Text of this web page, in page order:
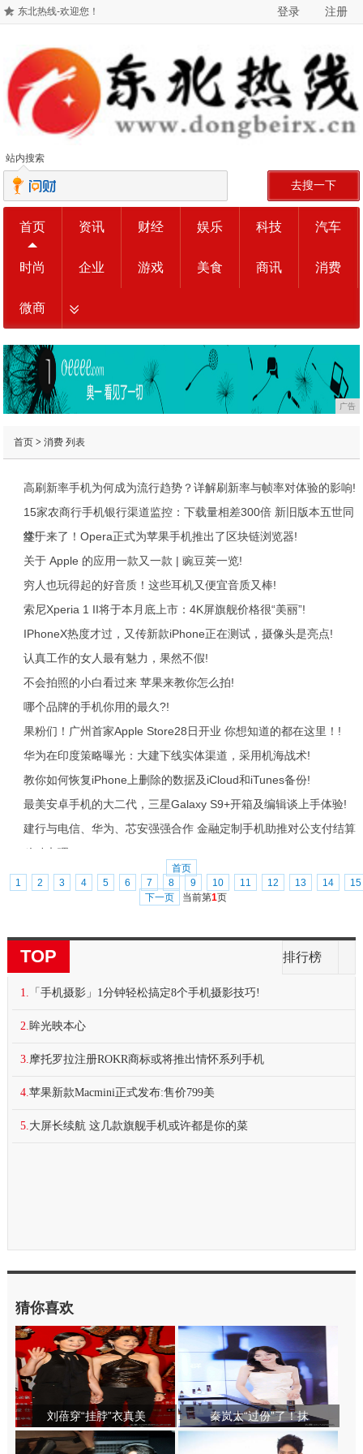
东北热线-欢迎您！ 登录 注册
站内搜索
去搜一下
首页 资讯 财经 娱乐 科技 汽车
时尚 企业 游戏 美食 商讯 消费
微商
广告
首页> 消费列表
高刷新率手机为何成为流行趋势？详解刷新率与帧率对体验的影响!
15家农商行手机银行渠道监控：下载量相差300倍 新旧版本五世同
堂!
终于来了！Opera正式为苹果手机推出了区块链浏览器!
关于 Apple 的应用一款又一款 | 豌豆荚一览!
穷人也玩得起的好音质！这些耳机又便宜音质又棒!
索尼Xperia 1 II将于本月底上市：4K屏旗舰价格很“美丽”!
IPhoneX热度才过，又传新款iPhone正在测试，摄像头是亮点!
认真工作的女人最有魅力，果然不假!
不会拍照的小白看过来 苹果来教你怎么拍!
哪个品牌的手机你用的最久?!
果粉们！广州首家Apple Store28日开业 你想知道的都在这里！!
华为在印度策略曝光：大建下线实体渠道，采用机海战术!
教你如何恢复iPhone上删除的数据及iCloud和iTunes备份!
最美安卓手机的大二代，三星Galaxy S9+开箱及编辑谈上手体验!
建行与电信、华为、芯安强强合作 金融定制手机助推对公支付结算
移动办理!
首页
1
2 3 4 5 6 7 8 9 10 11 12 13 14
15
下一页
当前第1页
TOP 排行榜
1. 「手机摄影」1分钟轻松搞定8个手机摄影技巧!
2. 眸光映本心
3. 摩托罗拉注册ROKR商标或将推出情怀系列手机
4. 苹果新款Macmini正式发布:售价799美
5. 大屏长续航 这几款旗舰手机或许都是你的菜
猜你喜欢
刘蓓穿“挂脖”衣真美 秦岚太“过份”了！抹